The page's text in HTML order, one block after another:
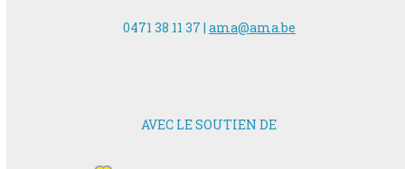
0471 38 11 37 | ama@ama.be
AVEC LE SOUTIEN DE